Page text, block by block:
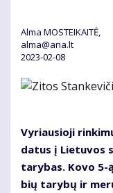
Alma MOSTEIKAITĖ,
alma@ana.lt
2023-02-08
Vy­riau­sio­ji
da­tus į Lie­tu­vos
ta­ry­bas. Ko­vo 5-
bių ta­ry­bų ir